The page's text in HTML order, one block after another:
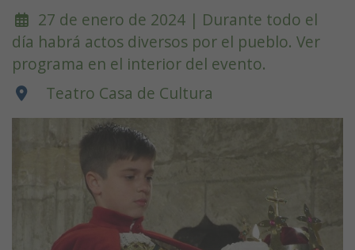
27 de enero de 2024 | Durante todo el
día habrá actos diversos por el pueblo. Ver
programa en el interior del evento.
Teatro Casa de Cultura